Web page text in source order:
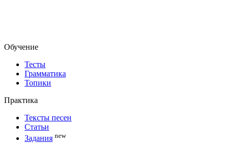
Обучение
Тесты
Грамматика
Топики
Практика
Тексты песен
Статьи
Задания new